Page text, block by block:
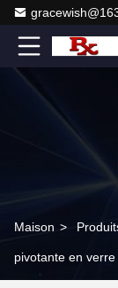
Maison >
pivotante en